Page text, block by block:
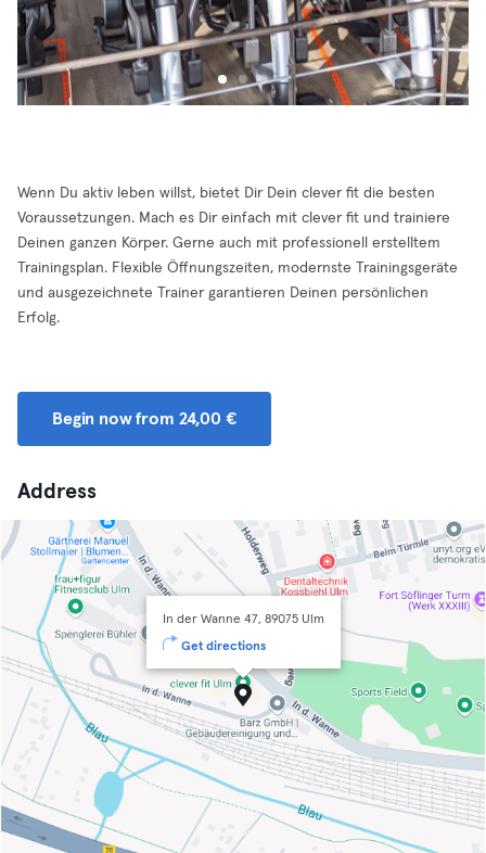
Wenn Du aktiv leben willst, bietet Dir Dein clever fit die besten
Voraussetzungen. Mach es Dir einfach mit clever fit und trainiere
Deinen ganzen Körper. Gerne auch mit professionell erstelltem
Trainingsplan. Flexible Öffnungszeiten, modernste Trainingsgeräte
und ausgezeichnete Trainer garantieren Deinen persönlichen
Erfolg.
Begin now from 24,00 €
Address
In der Wanne 47, 89075 Ulm
Get directions